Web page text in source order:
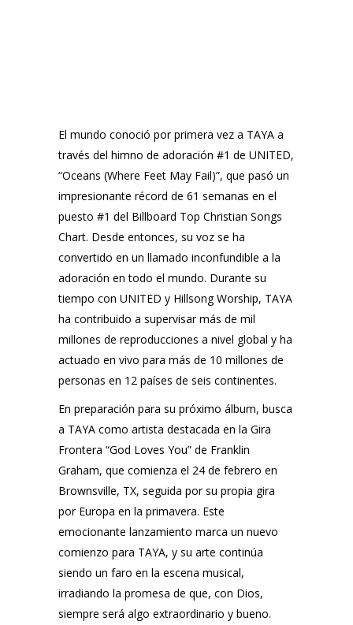
El mundo conoció por primera vez a TAYA a
través del himno de adoración #1 de UNITED,
“Oceans (Where Feet May Fail)”, que pasó un
impresionante récord de 61 semanas en el
puesto #1 del Billboard Top Christian Songs
Chart. Desde entonces, su voz se ha
convertido en un llamado inconfundible a la
adoración en todo el mundo. Durante su
tiempo con UNITED y Hillsong Worship, TAYA
ha contribuido a supervisar más de mil
millones de reproducciones a nivel global y ha
actuado en vivo para más de 10 millones de
personas en 12 países de seis continentes.
En preparación para su próximo álbum, busca
a TAYA como artista destacada en la Gira
Frontera “God Loves You” de Franklin
Graham, que comienza el 24 de febrero en
Brownsville, TX, seguida por su propia gira
por Europa en la primavera. Este
emocionante lanzamiento marca un nuevo
comienzo para TAYA, y su arte continúa
siendo un faro en la escena musical,
irradiando la promesa de que, con Dios,
siempre será algo extraordinario y bueno.